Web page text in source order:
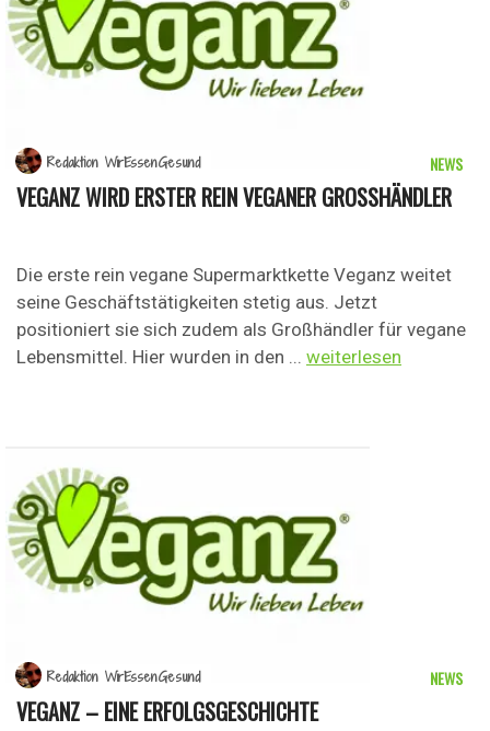
VEGANZ WIRD ERSTER REIN VEGANER GROSSHÄNDLER
Die erste rein vegane Supermarktkette Veganz weitet
seine Geschäftstätigkeiten stetig aus. Jetzt
positioniert sie sich zudem als Großhändler für vegane
Lebensmittel. Hier wurden in den ... weiterlesen
NEWS
Redaktion WirEssenGesund
VEGANZ – EINE ERFOLGSGESCHICHTE
NEWS
Redaktion WirEssenGesund